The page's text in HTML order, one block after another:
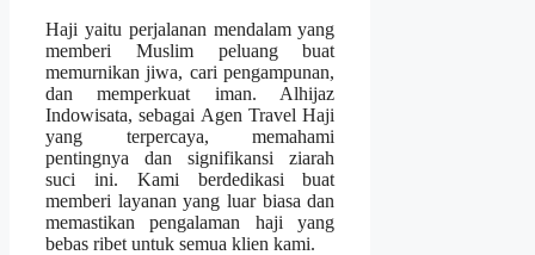
Haji yaitu perjalanan mendalam yang
memberi Muslim peluang buat
memurnikan jiwa, cari pengampunan,
dan memperkuat iman. Alhijaz
Indowisata, sebagai Agen Travel Haji
yang terpercaya, memahami
pentingnya dan signifikansi ziarah
suci ini. Kami berdedikasi buat
memberi layanan yang luar biasa dan
memastikan pengalaman haji yang
bebas ribet untuk semua klien kami.